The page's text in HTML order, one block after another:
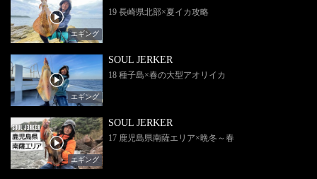
エギング
19 長崎県北部×夏イカ攻略
エギング
SOUL JERKER
18 種子島×春の大型アオリイカ
エギング
SOUL JERKER
17 鹿児島県南薩エリア×晩冬～春